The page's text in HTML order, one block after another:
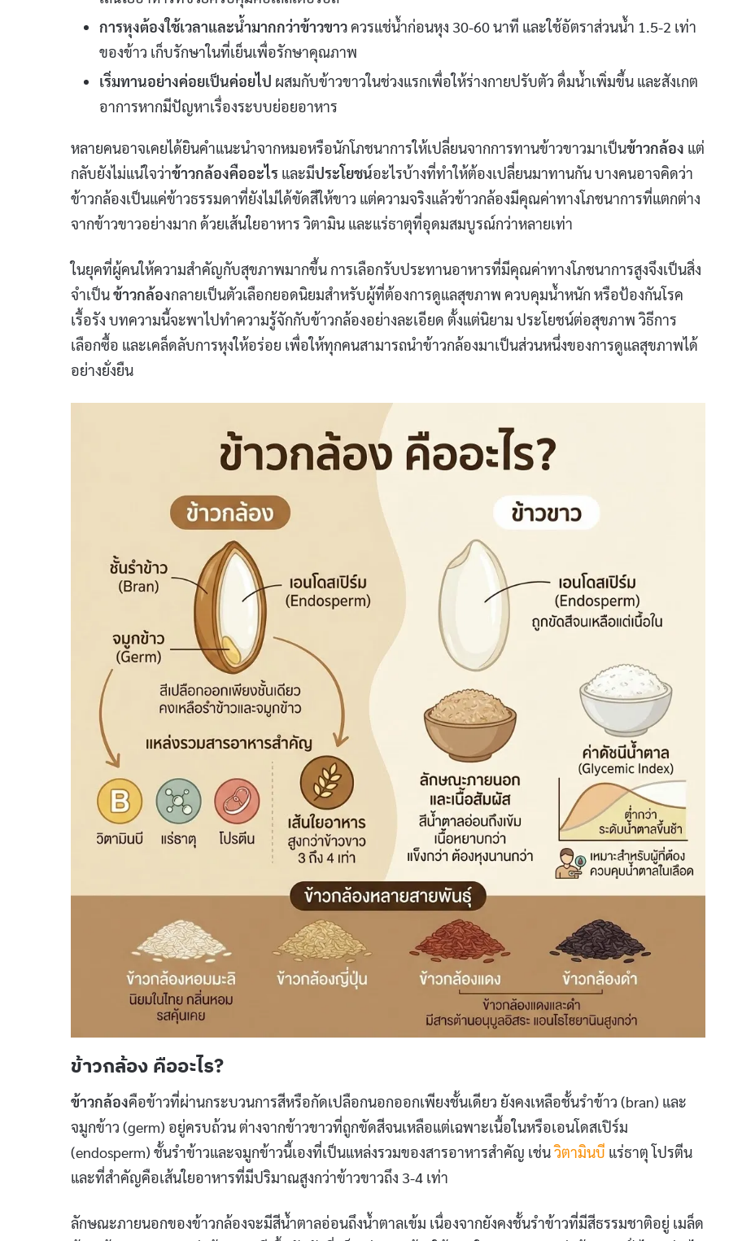
การหุงต้องใช้เวลาและน้ำมากกว่าข้าวขาวควรแช่น้ำก่อนหุง 30-60 นาที และใช้อัตราส่วนน้ำ 1.5-2 เท่า
ของข้าว เก็บรักษาในที่เย็นเพื่อรักษาคุณภาพ
เริ่มทานอย่างค่อยเป็นค่อยไป ผสมกับข้าวขาวในช่วงแรกเพื่อให้ร่างกายปรับตัว ดื่มน้ำเพิ่มขึ้น และสังเกต
อาการหากมีปัญหาเรื่องระบบย่อยอาหาร
หลายคนอาจเคยได้ยินคำแนะนำจากหมอหรือนักโภชนาการให้เปลี่ยนจากการทานข้าวขาวมาเป็นข้าวกล้อง แต่
กลับยังไม่แน่ใจว่าข้าวกล้องคืออะไร และมีประโยชน์อะไรบ้างที่ทำให้ต้องเปลี่ยนมาทานกัน บางคนอาจคิดว่า
ข้าวกล้องเป็นแค่ข้าวธรรมดาที่ยังไม่ได้ขัดสีให้ขาว แต่ความจริงแล้วข้าวกล้องมีคุณค่าทางโภชนาการที่แตกต่าง
จากข้าวขาวอย่างมาก ด้วยเส้นใยอาหาร วิตามิน และแร่ธาตุที่อุดมสมบูรณ์กว่าหลายเท่า
ในยุคที่ผู้คนให้ความสำคัญกับสุขภาพมากขึ้น การเลือกรับประทานอาหารที่มีคุณค่าทางโภชนาการสูงจึงเป็นสิ่ง
จำเป็นข้าวกล้องกลายเป็นตัวเลือกยอดนิยมสำหรับผู้ที่ต้องการดูแลสุขภาพ ควบคุมน้ำหนัก หรือป้องกันโรค
เรื้อรัง บทความนี้จะพาไปทำความรู้จักกับข้าวกล้องอย่างละเอียด ตั้งแต่นิยาม ประโยชน์ต่อสุขภาพ วิธีการ
เลือกซื้อ และเคล็ดลับการหุงให้อร่อย เพื่อให้ทุกคนสามารถนำข้าวกล้องมาเป็นส่วนหนึ่งของการดูแลสุขภาพได้
อย่างยั่งยืน
ข้าวกล้อง คืออะไร?
ข้าวกล้องคือข้าวที่ผ่านกระบวนการสีหรือกัดเปลือกนอกออกเพียงชั้นเดียว ยังคงเหลือชั้นรำข้าว (bran) และ
จมูกข้าว (germ) อยู่ครบถ้วน ต่างจากข้าวขาวที่ถูกขัดสีจนเหลือแต่เฉพาะเนื้อในหรือเอนโดสเปิร์ม
(endosperm) ชั้นรำข้าวและจมูกข้าวนี้เองที่เป็นแหล่งรวมของสารอาหารสำคัญ เช่นวิตามินบี แร่ธาตุ โปรตีน
และที่สำคัญคือเส้นใยอาหารที่มีปริมาณสูงกว่าข้าวขาวถึง 3-4 เท่า
ลักษณะภายนอกของข้าวกล้องจะมีสีน้ำตาลอ่อนถึงน้ำตาลเข้ม เนื่องจากยังคงชั้นรำข้าวที่มีสีธรรมชาติอยู่ เมล็ด